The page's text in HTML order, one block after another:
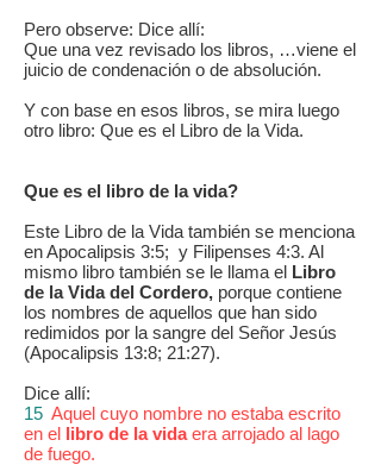
Pero observe: Dice allí:
Que una vez revisado los libros, …viene el
juicio de condenación o de absolución.
Y con base en esos libros, se mira luego
otro libro: Que es el Libro de la Vida.
Que es el libro de la vida?
Este Libro de la Vida también se menciona
en Apocalipsis 3:5; y Filipenses 4:3. Al
mismo libro también se le llama el Libro
de la Vida del Cordero, porque contiene
los nombres de aquellos que han sido
redimidos por la sangre del Señor Jesús
(Apocalipsis 13:8; 21:27).
Dice allí:
15 Aquel cuyo nombre no estaba escrito
en el libro de la vidaera arrojado al lago
de fuego.